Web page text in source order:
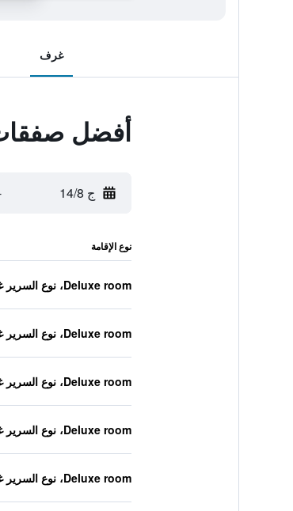
غرف
أفضل
ج 14/8
نوع الإقامة
Deluxe room، نوع السرير غير معروف
Deluxe room، نوع السرير غير معروف
Deluxe room، نوع السرير غير معروف
Deluxe room، نوع السرير غير معروف
Deluxe room، نوع السرير غير معروف